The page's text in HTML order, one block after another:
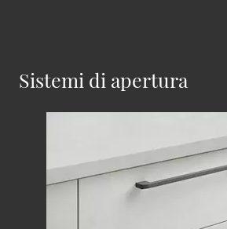
Sistemi di apertura